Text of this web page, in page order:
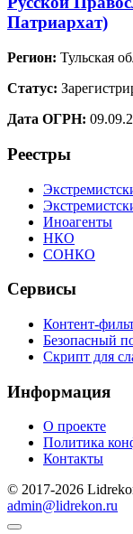
Патриархат)
Регион: Тульская
Статус:
Дата ОГРН:
Реестры
Иноагенты
НКО
СОНКО
Сервисы
Контент-
Безопасный
Скрипт для
Информация
О проекте
Политика
Контакты
© 2017-2026
admin@lidrekon.ru